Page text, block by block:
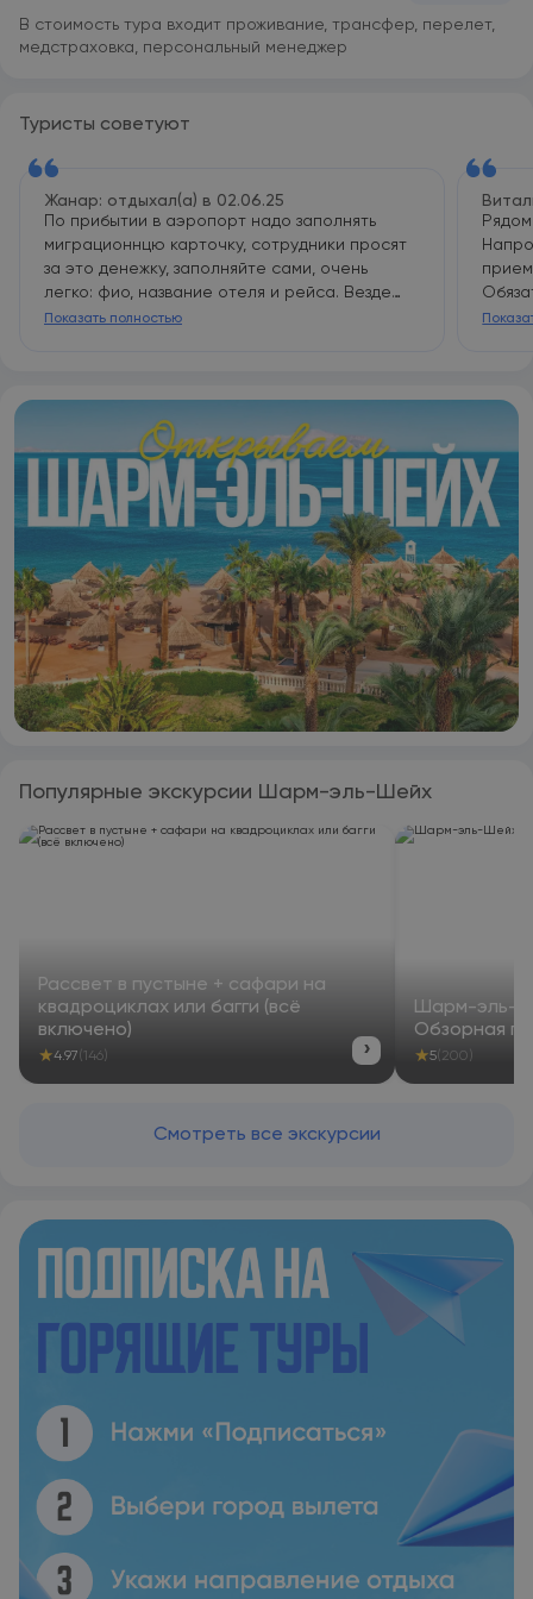
В стоимость тура входит проживание, трансфер, перелет,
медстраховка, персональный менеджер
Туристы советуют
Жанар: отдыхал(а) в 02.06.25
По прибытии в аэропорт надо заполнять
миграционнцю карточку, сотрудники просят
за это денежку, заполняйте сами, очень
легко: фио, название отеля и рейса. Везде
торгуйтесь, снижайте цену минимум в 2 -3
Показать полностью
Популярные экскурсии Шарм-эль-Шейх
Рассвет в пустыне + сафари на
квадроциклах или багги (всё
включено)
★4.97(146) ›
Шарм-эль-
Обзорная
★5 (200)
Смотреть все экскурсии